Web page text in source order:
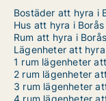
Bostäder att hyra i
Hus att hyra i Borås
Rum att hyra i Borås
Lägenheter att
1 rum lägenheter
2 rum lägenheter
3 rum lägenheter
4 rum lägenheter